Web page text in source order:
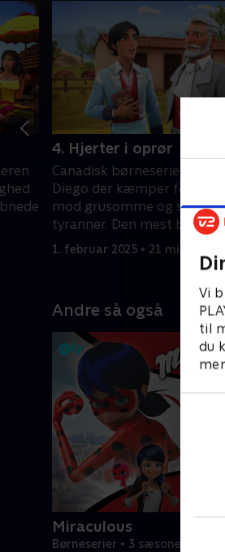
Vi
til
du
4. Hjerter i oprør
Canadisk børneserie om
Diego der kæmper for
mod grusomme og svært
tyranner. Den mest
maskerede helt er født.
1. februar 2025 • 21 min
Andre så også
Miraculous
Børneserier • 3 sæsoner